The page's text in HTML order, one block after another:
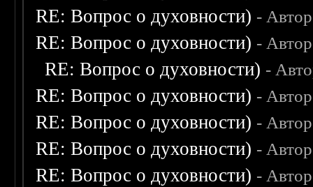
RE: Вопрос о духовности) -
RE: Вопрос о духовности) -
RE: Вопрос о духовности) -
RE: Вопрос о духовности) -
RE: Вопрос о духовности) -
RE: Вопрос о духовности) -
RE: Вопрос о духовности) -